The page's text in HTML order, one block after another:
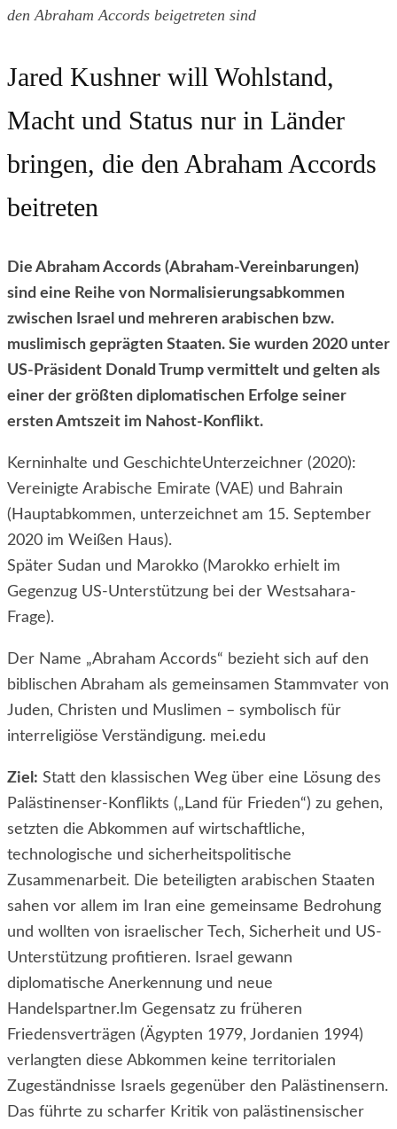
den Abraham Accords beigetreten sind
Jared Kushner will Wohlstand,
Macht und Status nur in Länder
bringen, die den Abraham Accords
beitreten
Die Abraham Accords (Abraham-Vereinbarungen)
sind eine Reihe von Normalisierungsabkommen
zwischen Israel und mehreren arabischen bzw.
muslimisch geprägten Staaten. Sie wurden 2020 unter
US-Präsident Donald Trump vermittelt und gelten als
einer der größten diplomatischen Erfolge seiner
ersten Amtszeit im Nahost-Konflikt.
Kerninhalte und GeschichteUnterzeichner (2020):
Vereinigte Arabische Emirate (VAE) und Bahrain
(Hauptabkommen, unterzeichnet am 15. September
2020 im Weißen Haus).
Später Sudan und Marokko (Marokko erhielt im
Gegenzug US-Unterstützung bei der Westsahara-
Frage).
Der Name „Abraham Accords“ bezieht sich auf den
biblischen Abraham als gemeinsamen Stammvater von
Juden, Christen und Muslimen – symbolisch für
interreligiöse Verständigung. mei.edu
Ziel: Statt den klassischen Weg über eine Lösung des
Palästinenser-Konflikts („Land für Frieden“) zu gehen,
setzten die Abkommen auf wirtschaftliche,
technologische und sicherheitspolitische
Zusammenarbeit. Die beteiligten arabischen Staaten
sahen vor allem im Iran eine gemeinsame Bedrohung
und wollten von israelischer Tech, Sicherheit und US-
Unterstützung profitieren. Israel gewann
diplomatische Anerkennung und neue
Handelspartner.Im Gegensatz zu früheren
Friedensverträgen (Ägypten 1979, Jordanien 1994)
verlangten diese Abkommen keine territorialen
Zugeständnisse Israels gegenüber den Palästinensern.
Das führte zu scharfer Kritik von palästinensischer